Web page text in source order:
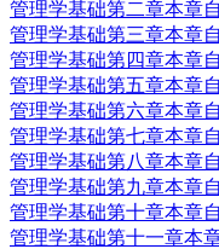
管理学基础第二章本章
管理学基础第三章本章
管理学基础第四章本章
管理学基础第五章本章
管理学基础第六章本章
管理学基础第七章本章
管理学基础第八章本章
管理学基础第九章本章
管理学基础第十章本章
管理学基础第十一章本